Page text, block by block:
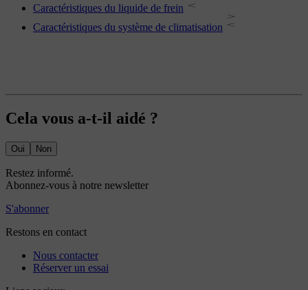
Caractéristiques du liquide de frein
Caractéristiques du système de climatisation
Cela vous a-t-il aidé ?
Oui Non